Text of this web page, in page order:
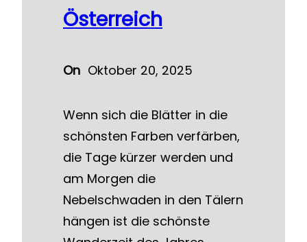
Österreich
On Oktober 20, 2025
Wenn sich die Blätter in die
schönsten Farben verfärben,
die Tage kürzer werden und
am Morgen die
Nebelschwaden in den Tälern
hängen ist die schönste